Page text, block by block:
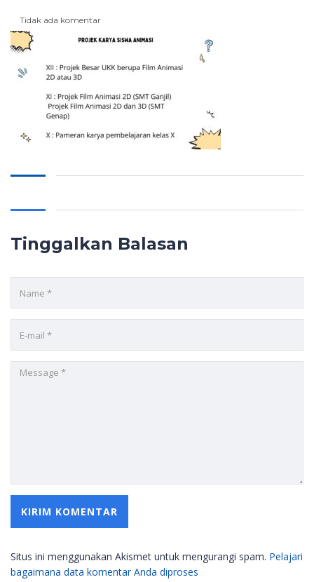
Tidak ada komentar
Tinggalkan Balasan
Situs ini menggunakan Akismet untuk mengurangi spam. Pelajari
bagaimana data komentar Anda diproses